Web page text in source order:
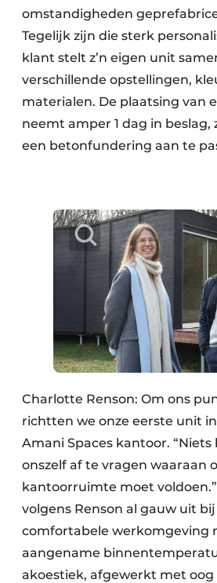
omstandigheden
Tegelijk zijn die sterk
klant stelt z’n eigen unit
verschillende opstellingen,
materialen. De plaatsing van
neemt amper 1 dag in beslag,
een betonfundering aan te
Charlotte Renson: Om ons
richtten we onze eerste unit
Amani Spaces kantoor.
onszelf af te vragen waaraan
kantoorruimte moet
volgens Renson al gauw uit
comfortabele werkomgeving
aangename
akoestiek, afgewerkt met oog